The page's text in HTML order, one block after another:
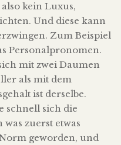
kein Luxus,
Und diese kann
Zum Beispiel
Personalpronomen.
mit zwei Daumen
als mit dem
ist derselbe.
schnell sich die
zuerst etwas
geworden, und